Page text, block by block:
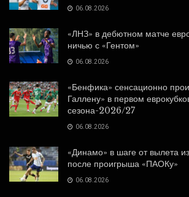
06.08.2026
«ЛНЗ» в дебютном матче
ничью с «Гентом»
06.08.2026
«Бенфика» сенсационно
Галлену» в первом
сезона-2026/27
06.08.2026
«Динамо» в шаге от вылета
после проигрыша «ПАОКу»
06.08.2026